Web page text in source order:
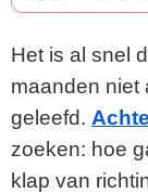
Het is al snel
maanden niet
geleefd.
zoeken: hoe
klap van